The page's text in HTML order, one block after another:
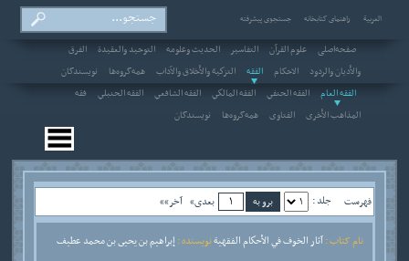
العربیة راهنمای کتابخانه جستجوی پیشرفته
صفحه‌اصلی علوم القرآن التفاسير الحديث وعلومه التوحيد والعقيدة
الفرق
والأديان والردود
الاحکام الفقه التزكية والأخلاق والآداب همه‌گروه‌ها
نویسندگان
الفقه العام
الفقه الحنفي الفقه المالكي الفقه الشافعي الفقه الحنبلي
فقه
المذاهب الأخرى
الفتاوى همه‌گروه‌ها نویسندگان
فهرست جلد : بعدی» آخر»»
نام کتاب :آثار الخوف في الأحكام الفقهيةنویسنده : إبراهيم بن يحيى بن محمد عطيف